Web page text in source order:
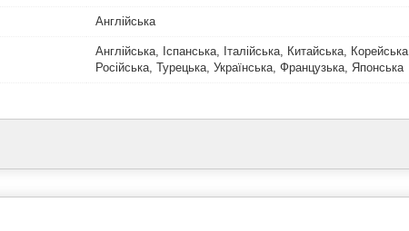
Англійська
Англійська, Іспанська, Італійська, Китайська,
Російська, Турецька, Українська, Французька, Японська